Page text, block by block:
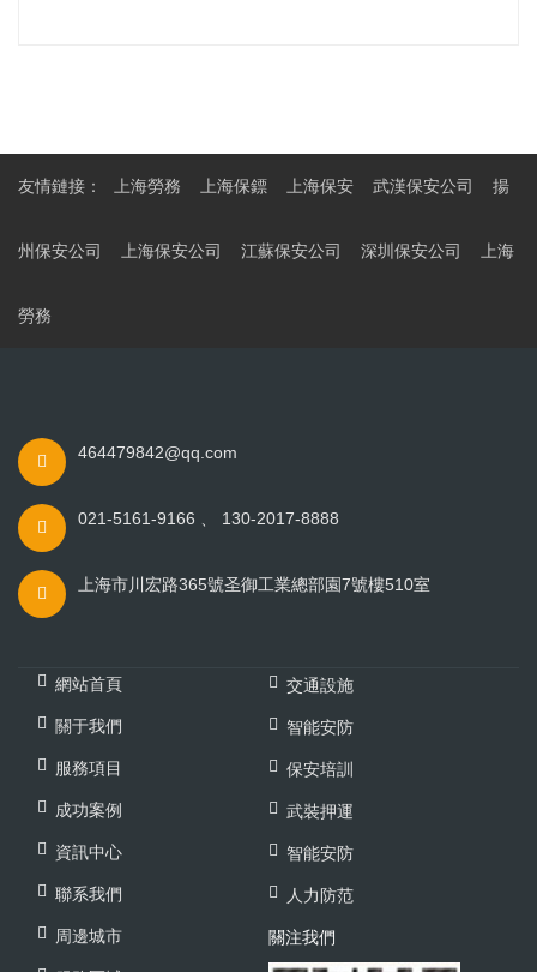
友情鏈接： 上海勞務 上海保鏢 上海保安 武漢保安公司 揚
州保安公司 上海保安公司 江蘇保安公司 深圳保安公司 上海
勞務
464479842@qq.com
021-5161-9166 、 130-2017-8888
上海市川宏路365號圣御工業總部園7號樓510室
網站首頁
關于我們
服務項目
成功案例
資訊中心
聯系我們
周邊城市
交通設施
智能安防
保安培訓
武裝押運
智能安防
人力防范
關注我們